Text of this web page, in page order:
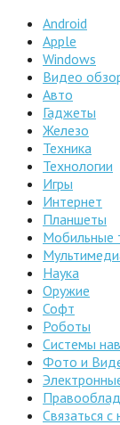
Android
Apple
Windows
Видео
Авто
Гаджеты
Железо
Техника
Технологии
Игры
Интернет
Планшеты
Мобильные
Наука
Оружие
Софт
Роботы
Системы
Фото и
Связаться с